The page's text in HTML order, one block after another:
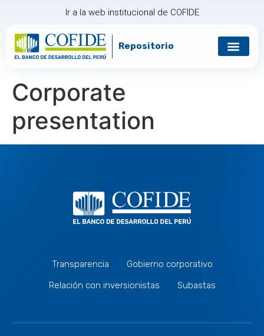
Ir a la web institucional de COFIDE
Repositorio
Corporate
presentation
Transparencia
Gobierno corporativo
Relación con inversionistas
Subastas